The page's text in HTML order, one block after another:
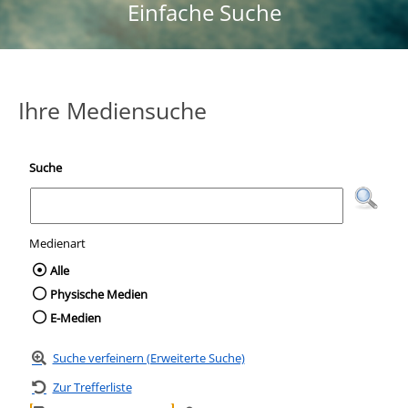
Einfache Suche
Ihre Mediensuche
Suche
Medienart
Wählen Sie die Medienart nach der Sie
Alle
Physische Medien
E-Medien
Suche verfeinern (Erweiterte Suche)
Zur Trefferliste